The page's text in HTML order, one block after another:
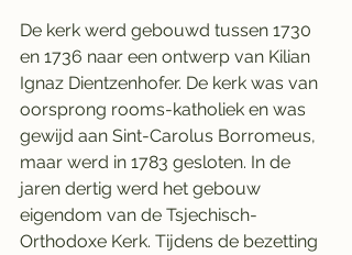
De kerk werd gebouwd tussen 1730
en 1736 naar een ontwerp van Kilian
Ignaz Dientzenhofer. De kerk was van
oorsprong rooms-katholiek en was
gewijd aan Sint-Carolus Borromeus,
maar werd in 1783 gesloten. In de
jaren dertig werd het gebouw
eigendom van de Tsjechisch-
Orthodoxe Kerk. Tijdens de bezetting